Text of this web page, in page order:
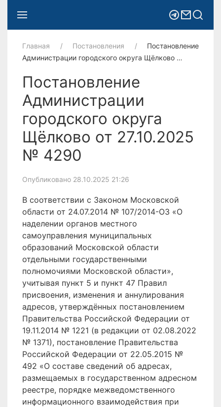
Главная Постановления
Постановление
Администрации городского округа Щёлково …
Постановление
Администрации
городского округа
Щёлково от 27.10.2025
№ 4290
Опубликовано 28.10.2025 21:26
В соответствии с Законом Московской
области от 24.07.2014 № 107/2014-ОЗ «О
наделении органов местного
самоуправления муниципальных
образований Московской области
отдельными государственными
полномочиями Московской области»,
учитывая пункт 5 и пункт 47 Правил
присвоения, изменения и аннулирования
адресов, утверждённых постановлением
Правительства Российской Федерации от
19.11.2014 № 1221 (в редакции от 02.08.2022
№ 1371), постановление Правительства
Российской Федерации от 22.05.2015 №
492 «О составе сведений об адресах,
размещаемых в государственном адресном
реестре, порядке межведомственного
информационного взаимодействия при